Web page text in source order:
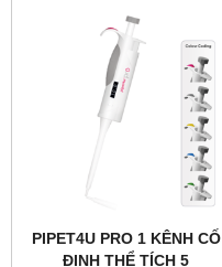
PIPET4U PRO 1 KÊNH CỐ
ĐỊNH THỂ TÍCH 5